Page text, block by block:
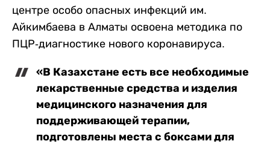
центре особо опасных инфекций им.
Айкимбаева в Алматы освоена методика по
ПЦР-диагностике нового коронавируса.
«В Казахстане есть все необходимые
лекарственные средства и изделия
медицинского назначения для
поддерживающей терапии,
подготовлены места с боксами для